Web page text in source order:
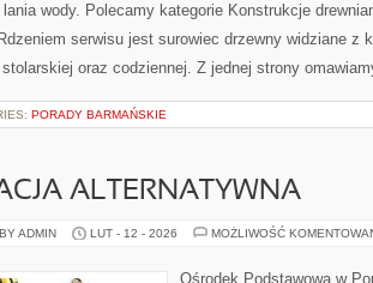
wody. Polecamy kategorie Konstrukcje
serwisu jest surowiec drzewny widziane z
oraz codziennej. Z jednej strony
PORADY BARMAŃSKIE
ALTERNATYWNA
ADMIN LUT - 12 - 2026 MOŻLIWOŚĆ
Ośrodek Podstawowa w